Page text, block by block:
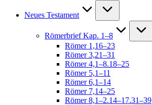
Neues Testament
Römerbrief Kap. 1–8
Römer 1,16–23
Römer 3,21–31
Römer 4,1–8.18–25
Römer 5,1–11
Römer 6,1–14
Römer 7,14–25
Römer 8,1–2.14–17.31–39